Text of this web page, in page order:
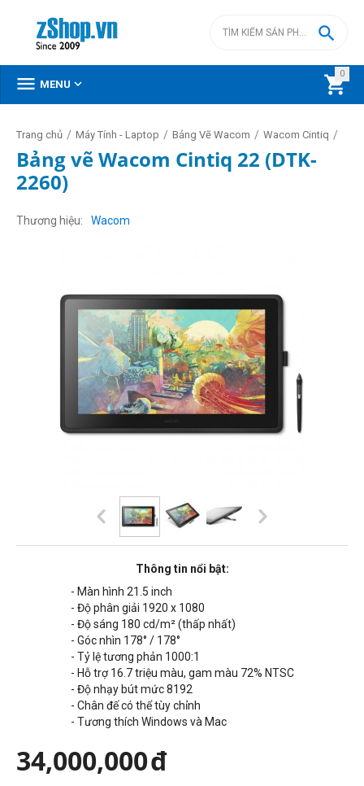
0


 MENU 
Trang chủ / Máy Tính - Laptop / Bảng Vẽ Wacom / Wacom Cintiq /
Bảng vẽ Wacom Cintiq 22 (DTK-
2260)
Thương hiệu Wacom
Thông tin nổi bật:
- Màn hình 21.5 inch
- Độ phân giải 1920 x 1080
- Độ sáng 180 cd/m² (thấp nhất)
- Góc nhìn 178° / 178°
- Tỷ lệ tương phản 1000:1
- Hỗ trợ 16.7 triệu màu, gam màu 72% NTSC
- Độ nhạy bút mức 8192
- Chân đế có thể tùy chỉnh
- Tương thích Windows và Mac
34,000,000đ